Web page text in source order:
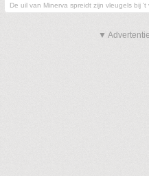
De uil van Minerva spreidt zijn vleugels bij 't
▼